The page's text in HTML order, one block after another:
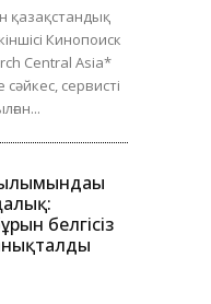
қазақстандық
Кинопоиск
Central Asia*
сәйкес, сервисті
белгісіз